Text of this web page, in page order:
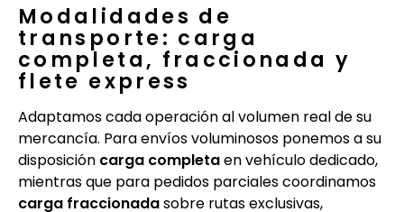
Modalidades de
transporte: carga
completa, fraccionada y
flete express
Adaptamos cada operación al volumen real de su
mercancía. Para envíos voluminosos ponemos a su
disposición carga completaen vehículo dedicado,
mientras que para pedidos parciales coordinamos
carga fraccionadasobre rutas exclusivas,